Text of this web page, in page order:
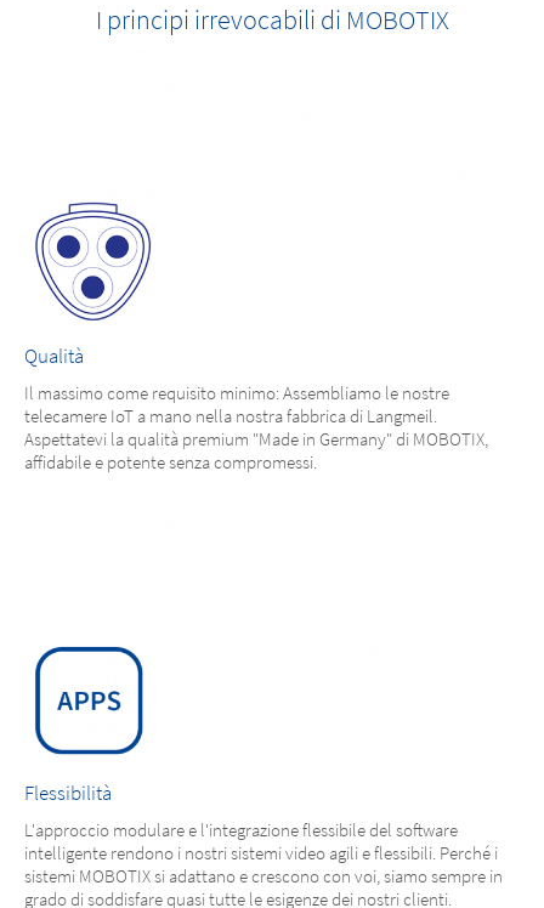
I principi irrevocabili di MOBOTIX
Qualità
Il massimo come requisito minimo: Assembliamo le nostre
telecamere IoT a mano nella nostra fabbrica di Langmeil.
Aspettatevi la qualità premium "Made in Germany" di MOBOTIX,
affidabile e potente senza compromessi.
Flessibilità
L'approccio modulare e l'integrazione flessibile del software
intelligente rendono i nostri sistemi video agili e flessibili. Perché i
sistemi MOBOTIX si adattano e crescono con voi, siamo sempre in
grado di soddisfare quasi tutte le esigenze dei nostri clienti.